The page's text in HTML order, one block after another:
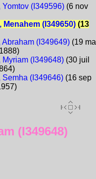
(I349596)(6 nov
Menahem (I349650)(13
(I349649)(19
(I349648)(30 juil
(I349646)(16 sep
(I349648)